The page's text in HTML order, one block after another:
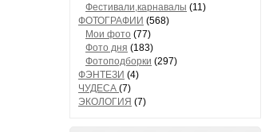
Фестивали,карнавалы (11)
ФОТОГРАФИИ (568)
Мои фото (77)
Фото дня (183)
Фотоподборки (297)
ФЭНТЕЗИ (4)
ЧУДЕСА (7)
ЭКОЛОГИЯ (7)